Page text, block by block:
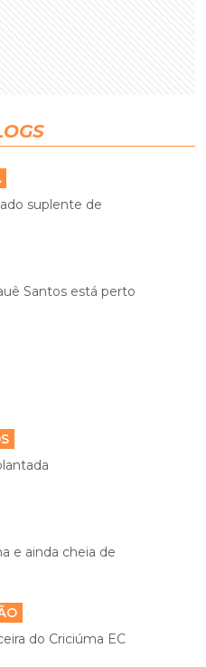
suplente de
Santos está perto
e ainda cheia de
do Criciúma EC